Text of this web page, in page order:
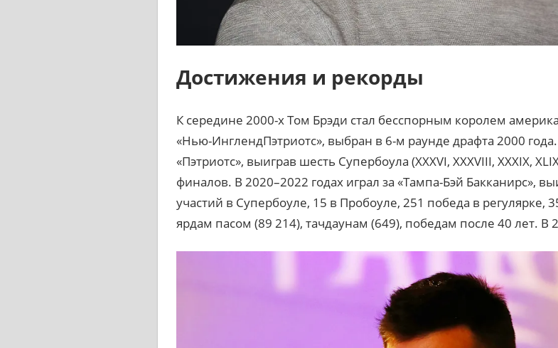
Достижения и рекорды
К середине 2000-х Том Брэди стал бесспорным королем
«Нью-ИнглендПэтриотс», выбран в 6-м раунде драфта 2000
«Пэтриотс», выиграв шесть Супербоула (XXXVI, XXXVIII, XXXIX,
финалов. В 2020–2022 годах играл за «Тампа-Бэй Бакканирс»,
участий в Супербоуле, 15 в Пробоуле, 251 победа в регулярке,
ярдам пасом (89 214), тачдаунам (649), победам после 40 лет. В